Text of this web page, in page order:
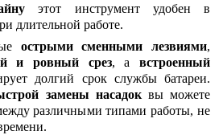
этот инструмент удобен в
длительной работе.
острыми сменными лезвиями,
и ровный срез, австроенный
долгий срок службы батареи.
замены насадок вы можете
различными типами работы, не